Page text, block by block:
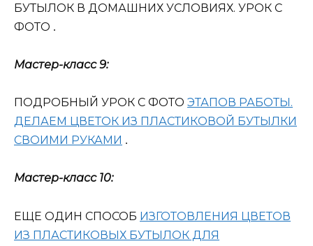
БУТЫЛОК В ДОМАШНИХ УСЛОВИЯХ. УРОК С
ФОТО .
Мастер-класс 9:
ПОДРОБНЫЙ УРОК С ФОТО ЭТАПОВ РАБОТЫ.
ДЕЛАЕМ ЦВЕТОК ИЗ ПЛАСТИКОВОЙ БУТЫЛКИ
СВОИМИ РУКАМИ .
Мастер-класс 10:
ЕЩЕ ОДИН СПОСОБ ИЗГОТОВЛЕНИЯ ЦВЕТОВ
ИЗ ПЛАСТИКОВЫХ БУТЫЛОК ДЛЯ